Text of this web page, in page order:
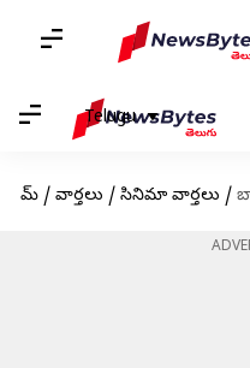
Telugu
హోమ్ / వార్తలు / సినిమా వార్తలు /